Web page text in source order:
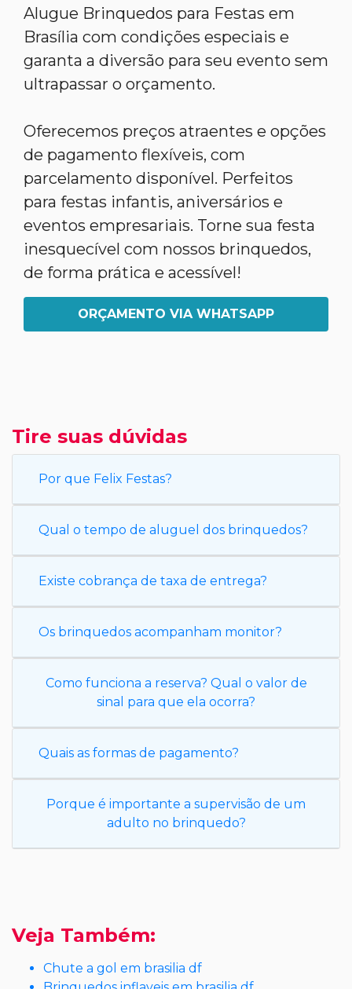
Alugue Brinquedos para Festas em
Brasília com condições especiais e
garanta a diversão para seu evento sem
ultrapassar o orçamento.
Oferecemos preços atraentes e opções
de pagamento flexíveis, com
parcelamento disponível. Perfeitos
para festas infantis, aniversários e
eventos empresariais. Torne sua festa
inesquecível com nossos brinquedos,
de forma prática e acessível!
ORÇAMENTO VIA WHATSAPP
Tire suas dúvidas
Por que Felix Festas?
Qual o tempo de aluguel dos brinquedos?
Existe cobrança de taxa de entrega?
Os brinquedos acompanham monitor?
Como funciona a reserva? Qual o valor de
sinal para que ela ocorra?
Quais as formas de pagamento?
Porque é importante a supervisão de um
adulto no brinquedo?
Veja Também:
Chute a gol em brasilia df